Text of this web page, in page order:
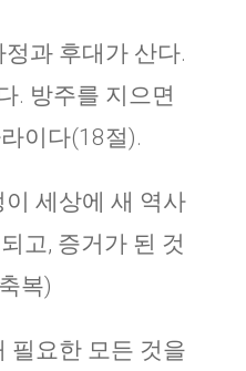
과 후대가 산다.
. 방주를 지으면
이다(18절).
세상에 새 역사
고, 증거가 된 것
복)
요한 모든 것을